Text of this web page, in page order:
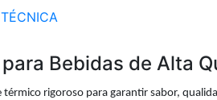
Bebidas de Alta
rigoroso para garantir sabor,